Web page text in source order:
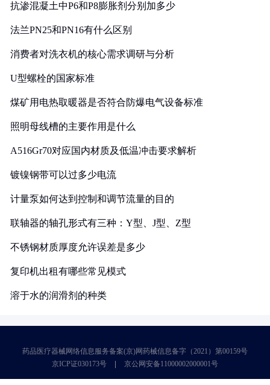
抗渗混凝土中P6和P8膨胀剂分别加多少
法兰PN25和PN16有什么区别
消费者对洗衣机的核心需求调研与分析
U型螺栓的国家标准
煤矿用电热取暖器是否符合防爆电气设备标准
照明母线槽的主要作用是什么
A516Gr70对应国内材质及低温冲击要求解析
镀镍钢带可以过多少电流
计量泵如何达到控制和调节流量的目的
联轴器的轴孔形式有三种：Y型、J型、Z型
不锈钢材质厚度允许误差是多少
复印机出租有哪些常见模式
溶于水的润滑剂的种类
药品医疗器械网络信息服务备案(京)网药械信息备字（2021）第00159号
京ICP证030173号
京公网安备11000002000001号